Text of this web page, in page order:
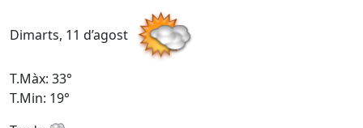
Dimarts, 11 d’agost
T.Màx: 33°
T.Min: 19°